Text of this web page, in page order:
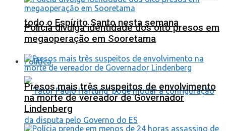
todo o Espírito Santo nesta semana
Política
Polícia divulga identidade dos oito presos em
megaoperação em Sooretama
Presos mais três suspeitos de envolvimento
na morte de vereador de Governador
Lindenberg